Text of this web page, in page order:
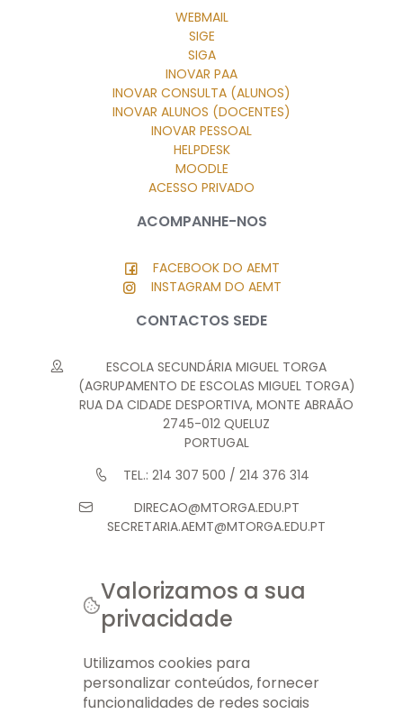
WEBMAIL
SIGE
SIGA
INOVAR PAA
INOVAR CONSULTA (ALUNOS)
INOVAR ALUNOS (DOCENTES)
INOVAR PESSOAL
HELPDESK
MOODLE
ACESSO PRIVADO
ACOMPANHE-NOS
FACEBOOK DO AEMT
INSTAGRAM DO AEMT
CONTACTOS SEDE
ESCOLA SECUNDÁRIA MIGUEL TORGA
(AGRUPAMENTO DE ESCOLAS MIGUEL TORGA)
RUA DA CIDADE DESPORTIVA, MONTE ABRAÃO
2745-012 QUELUZ
PORTUGAL
TEL.: 214 307 500 / 214 376 314
DIRECAO@MTORGA.EDU.PT
SECRETARIA.AEMT@MTORGA.EDU.PT
© 2026 AEMT. TODOS OS DIREITOS RESERVADOS.
Valorizamos a sua
privacidade
Utilizamos cookies para
personalizar conteúdos, fornecer
funcionalidades de redes sociais